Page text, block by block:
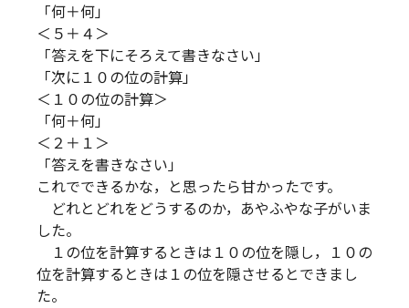
「何＋何」
＜５＋４＞
「答えを下にそろえて書きなさい」
「次に１０の位の計算」
＜１０の位の計算＞
「何＋何」
＜２＋１＞
「答えを書きなさい」
これでできるかな，と思ったら甘かったです。
どれとどれをどうするのか，あやふやな子がいま
した。
１の位を計算するときは１０の位を隠し，１０の
位を計算するときは１の位を隠させるとできまし
た。